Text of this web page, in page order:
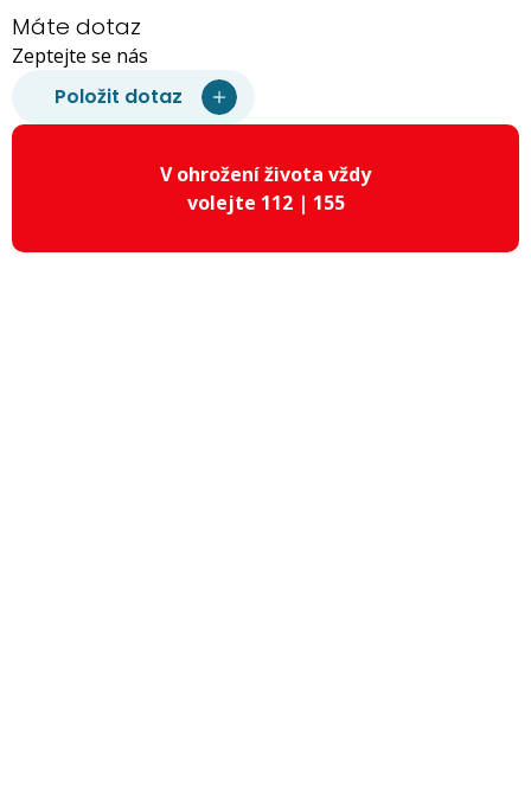
Máte dotaz
Zeptejte se nás
Položit dotaz
V ohrožení života vždy
volejte 112 | 155